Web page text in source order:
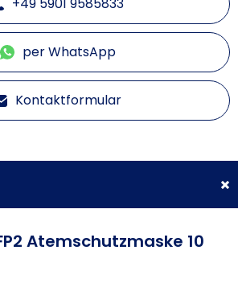
+49 5901 9585833
per WhatsApp
Kontaktformular
Atemschutzmaske 10